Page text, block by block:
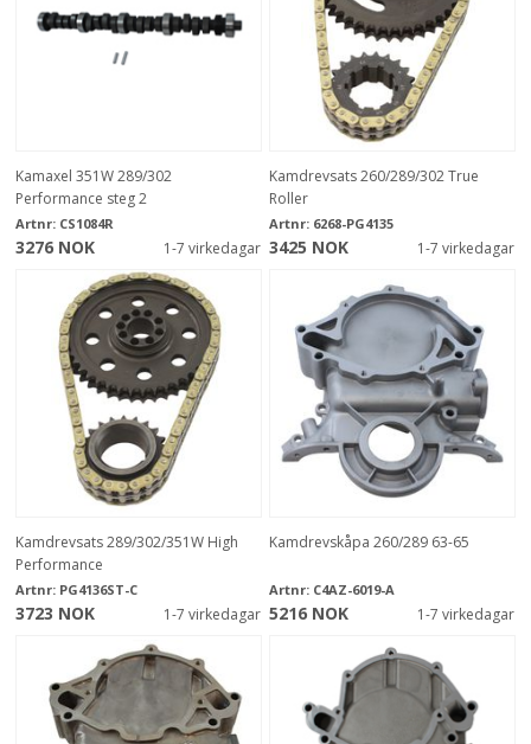
Kamaxel 351W 289/302
Performance steg 2
Artnr: CS1084R
3276 NOK 1-7 virkedagar
Kamdrevsats 260/289/302 True
Roller
Artnr: 6268-PG4135
3425 NOK 1-7 virkedagar
Kamdrevsats 289/302/351W High
Performance
Artnr: PG4136ST-C
3723 NOK 1-7 virkedagar
Kamdrevskåpa 260/289 63-65
Artnr: C4AZ-6019-A
5216 NOK 1-7 virkedagar